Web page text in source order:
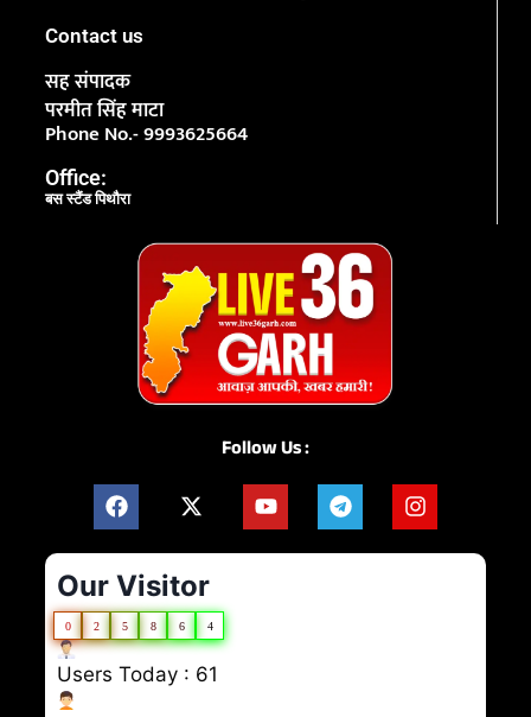
Contact us
सह संपादक
परमीत सिंह माटा
Phone No.- 9993625664
Office:
बस स्टैंड पिथौरा
Follow Us :
Our Visitor
0 2 5 8 6 4
Users Today : 61